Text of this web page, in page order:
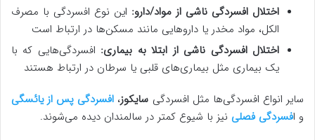
اختلال افسردگی ناشی از مواد/دارو: این نوع افسردگی با مصرف
الکل، مواد مخدر یا داروهایی مانند مسکن‌ها در ارتباط است
اختلال افسردگی ناشی از ابتلا به بیماری: افسردگی‌هایی که با
یک بیماری مثل بیماری‌های قلبی یا سرطان در ارتباط هستند
سایر انواع افسردگی‌ها مثل افسردگی سایکوز، افسردگی پس از یائسگی
و افسردگی فصلی نیز با شیوع کمتر در سالمندان دیده می‌شوند.